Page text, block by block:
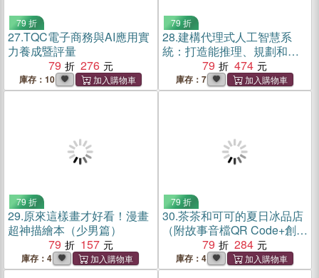
79 折
27.TQC電子商務與AI應用實
力養成暨評量
79
276
庫存：10
79 折
28.建構代理式人工智慧系
統：打造能推理、規劃和適
應的智慧自主AI代理
79 474
庫存：7
79 折
29.原來這樣畫才好看！漫畫
超神描繪本（少男篇）
79
157
庫存：4
79 折
30.茶茶和可可的夏日冰品店
（附故事音檔QR Code+創意
著色紙）79 284
庫存：4